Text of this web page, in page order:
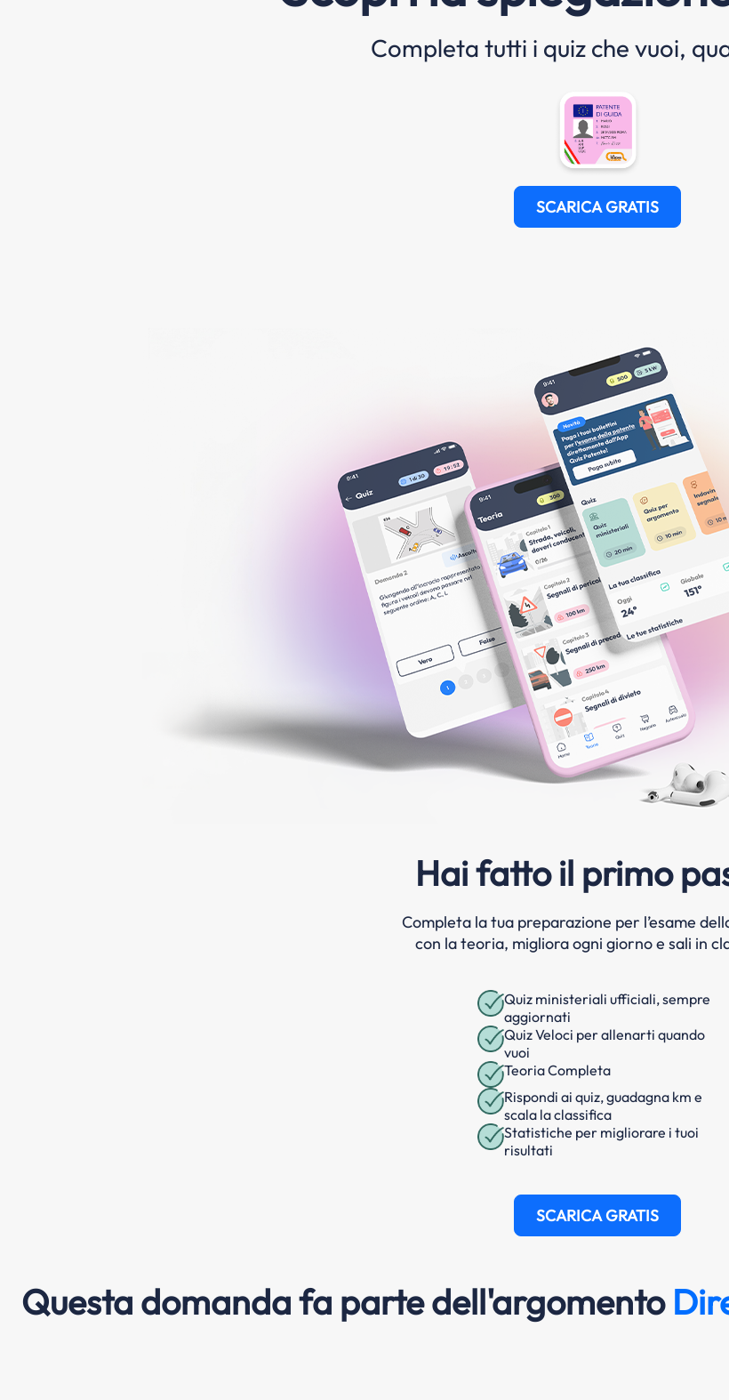
Completa tutti i quiz che vuoi,
SCARICA GRATIS
Hai fatto il primo
Completa la tua preparazione per l’esame
con la teoria, migliora ogni giorno e sali in
Quiz ministeriali ufficiali, sempre
aggiornati
Quiz Veloci per allenarti quando
vuoi
Teoria Completa
Rispondi ai quiz, guadagna km e
scala la classifica
Statistiche per migliorare i tuoi
risultati
SCARICA GRATIS
Questa domanda fa parte dell'argomento